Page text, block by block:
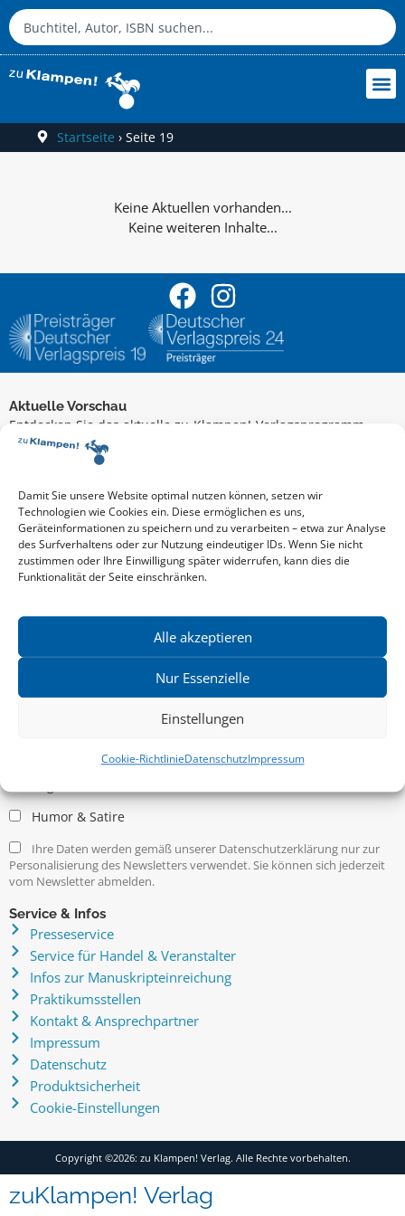
Damit Sie unsere Website optimal nutzen können, setzen wir
Technologien wie Cookies ein. Diese ermöglichen es uns,
Geräteinformationen zu speichern und zu verarbeiten – etwa zur Analyse
des Surfverhaltens oder zur Nutzung eindeutiger IDs. Wenn Sie nicht
zustimmen oder Ihre Einwilligung später widerrufen, kann dies die
Funktionalität der Seite einschränken.
Alle akzeptieren
Nur Essenzielle
Einstellungen
Cookie-RichtlinieDatenschutzImpressum
Startseite › Seite 19
Keine weiteren Inhalte...
Aktuelle Vorschau
Entdecken Sie das aktuelle zu-Klampen!-Verlagsprogramm.
Hier finden Sie die Verlagsvorschau – einfach direkt online
reinlesen oder herunterladen.
Mehr aktuelle Vorschauen ansehen
Newsletter
News zu aktuellen Neuheiten und Nachrichten im zu Klampen!
Verlag – jederzeit wieder abbestellbar.
Kritische Theorie / Philosophie
Belletristik & Biografien
Humor & Satire
Ihre Daten werden gemäß unserer Datenschutzerklärung nur zur
Personalisierung des Newsletters verwendet. Sie können sich jederzeit
vom Newsletter abmelden.
Service & Infos
Presseservice
Service für Handel & Veranstalter
Infos zur Manuskripteinreichung
Praktikumsstellen
Kontakt & Ansprechpartner
Impressum
Datenschutz
Produktsicherheit
Cookie-Einstellungen
Copyright ©2026: zu Klampen! Verlag. Alle Rechte vorbehalten.
zuKlampen! Verlag